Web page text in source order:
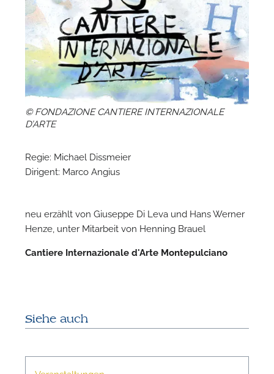
© FONDAZIONE CANTIERE INTERNAZIONALE
D’ARTE
Regie: Michael Dissmeier
Dirigent: Marco Angius
neu erzählt von Giuseppe Di Leva und Hans Werner
Henze, unter Mitarbeit von Henning Brauel
Cantiere Internazionale d'Arte Montepulciano
Siehe auch